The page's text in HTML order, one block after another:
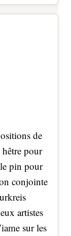
de
hêtre pour
pin pour
conjointe
artistes
sur les